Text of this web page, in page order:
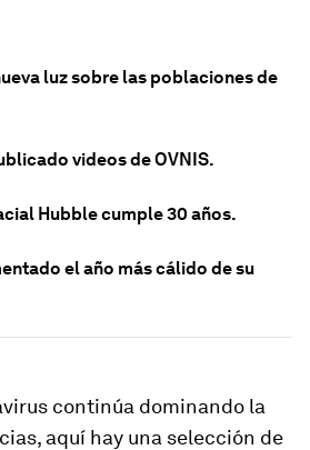
luz sobre las poblaciones de
videos de OVNIS.
Hubble cumple 30 años.
el año más cálido de su
continúa dominando la
aquí hay una selección de